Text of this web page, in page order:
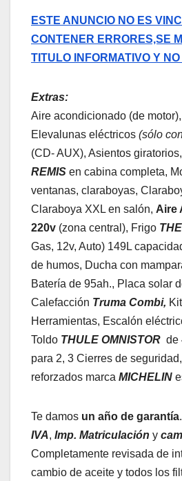
ESTE ANUNCIO NO ES
CONTENER ERRORES,SE
TITULO INFORMATIVO Y
Extras:
Aire acondicionado (de
Elevalunas eléctricos (sólo
(CD- AUX), Asientos
REMIS en cabina completa,
ventanas, claraboyas,
Claraboya XXL en salón, Aire
220v (zona central), Frigo
Gas, 12v, Auto) 149L
de humos, Ducha con
Batería de 95ah., Placa solar
Calefacción Truma Combi,
Herramientas, Escalón
Toldo THULE OMNISTOR de
para 2, 3 Cierres de
reforzados marca MICHELIN
Te damos un año de garantía
IVA, Imp. Matriculación y
Completamente revisada de
cambio de aceite y todos los